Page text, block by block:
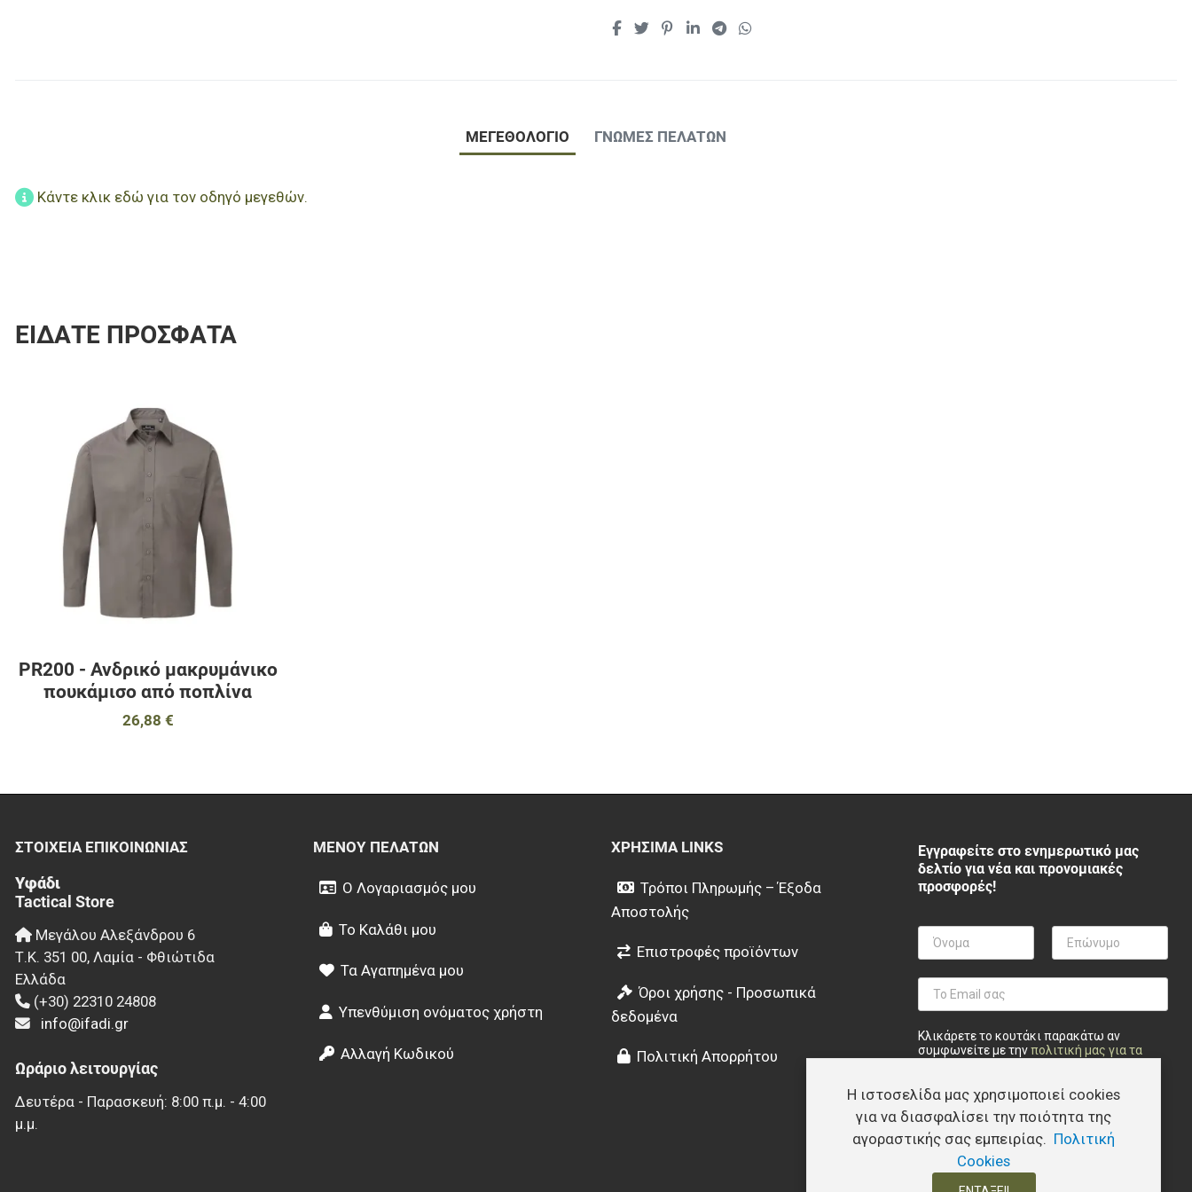
ΜΕΓΕΘΟΛΟΓΙΟ ΓΝΏΜΕΣ ΠΕΛΑΤΏΝ
Κάντε κλικ εδώ για τον οδηγό μεγεθών.
ΕΊΔΑΤΕ ΠΡΌΣΦΑΤΑ
PR200 - Ανδρικό μακρυμάνικο
πουκάμισο από ποπλίνα
26,88 €
ΣΤΟΙΧΕΊΑ EΠΙΚΟΙΝΩΝΊΑΣ
Υφάδι
Tactical Store
Μεγάλου Αλεξάνδρου 6
Τ.Κ. 351 00, Λαμία - Φθιώτιδα
Ελλάδα
(+30) 22310 24808
info@ifadi.gr
Ωράριο λειτουργίας
Δευτέρα - Παρασκευή: 8:00 π.μ. - 4:00
μ.μ.
ΜΕΝΟΎ ΠΕΛΑΤΏΝ
Ο Λογαριασμός μου
Το Καλάθι μου
Τα Αγαπημένα μου
Υπενθύμιση ονόματος χρήστη
Αλλαγή Κωδικού
ΧΡΉΣΙΜΑ LINKS
Τρόποι Πληρωμής – Έξοδα
Αποστολής
Επιστροφές προϊόντων
Όροι χρήσης - Προσωπικά
δεδομένα
Πολιτική Απορρήτου
Εγγραφείτε στο ενημερωτικό μας
δελτίο για νέα και προνομιακές
προσφορές!
Κλικάρετε το κουτάκι παρακάτω αν
συμφωνείτε με τηνπολιτική μας για τα
Privacy checkbox*
Συμφωνώ
Η ιστοσελίδα μας χρησιμοποιεί cookies
για να διασφαλίσει την ποιότητα της
αγοραστικής σας εμπειρίας. Πολιτική
Cookies